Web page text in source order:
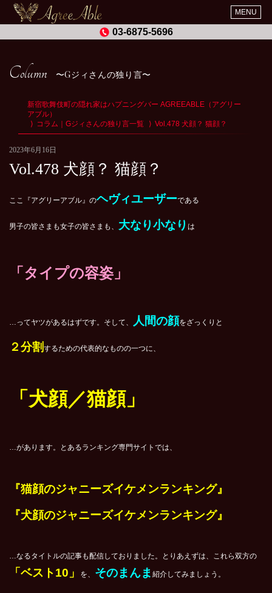
MENU
03-6875-5696
Column Gジィさんの独り言
新宿歌舞伎町の隠れ家はハプニングバー AGREEABLE（アグリー
アブル）
コラム｜Gジィさんの独り言一覧
Vol.478 犬顔？ 猫顔？
2023年6月16日
Vol.478 犬顔？ 猫顔？
ここ『アグリーアブル』のヘヴィユーザーである
男子の皆さまも女子の皆さまも、 大なり小なり は
「タイプの容姿」
…ってヤツがあるはずです。そして、 人間の顔をざっくりと
２分割 するための代表的なものの一つに、
「犬顔／猫顔」
…があります。とあるランキング専門サイトでは、
『猫顔のジャニーズイケメンランキング』
『犬顔のジャニーズイケメンランキング』
…なるタイトルの記事も配信しておりました。とりあえずは、これら双方の
「ベスト10」 を、 そのまんま 紹介してみましょう。